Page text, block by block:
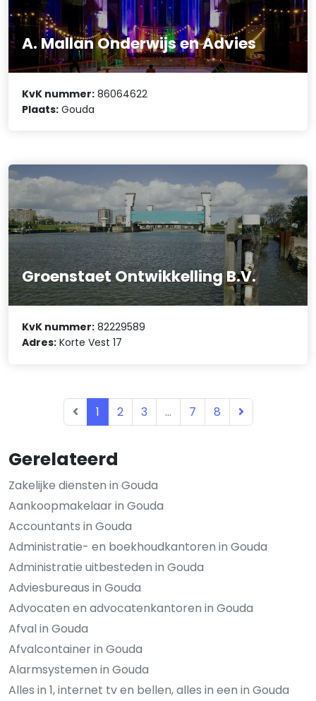
Gerelateerd
Zakelijke diensten in Gouda
Aankoopmakelaar in Gouda
Accountants in Gouda
Administratie- en boekhoudkantoren in Gouda
Administratie uitbesteden in Gouda
Adviesbureaus in Gouda
Advocaten en advocatenkantoren in Gouda
Afval in Gouda
Afvalcontainer in Gouda
Alarmsystemen in Gouda
Alles in 1, internet tv en bellen, alles in een in Gouda
A. Mallan Onderwijs en Advies
KvK nummer: 86064622
Plaats: Gouda
Groenstaet Ontwikkelling B.V.
KvK nummer: 82229589
Adres: Korte Vest 17
1 2 3 ... 7 8